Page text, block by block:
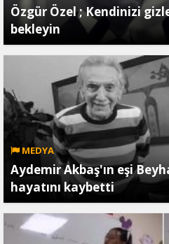
Özgür Özel ; Kendinizi
bekleyin
MEDYA
Aydemir Akbaş'ın eşi
hayatını kaybetti